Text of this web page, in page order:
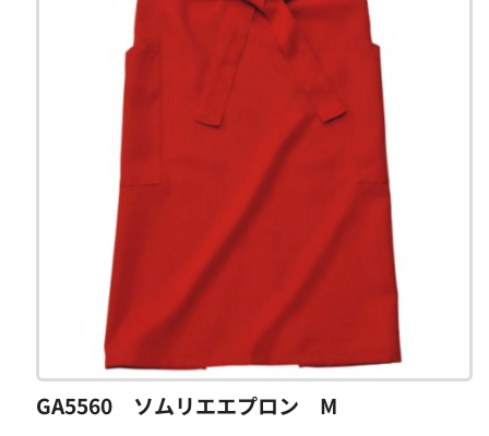
GA5560 ソムリエエプロン M